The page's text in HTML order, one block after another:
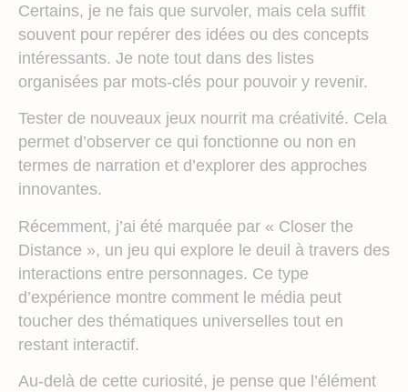
Certains, je ne fais que survoler, mais cela suffit
souvent pour repérer des idées ou des concepts
intéressants. Je note tout dans des listes
organisées par mots-clés pour pouvoir y revenir.
Tester de nouveaux jeux nourrit ma créativité. Cela
permet d’observer ce qui fonctionne ou non en
termes de narration et d’explorer des approches
innovantes.
Récemment, j’ai été marquée par « Closer the
Distance », un jeu qui explore le deuil à travers des
interactions entre personnages. Ce type
d’expérience montre comment le média peut
toucher des thématiques universelles tout en
restant interactif.
Au-delà de cette curiosité, je pense que l’élément